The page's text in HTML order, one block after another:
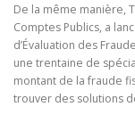
De la même manière,
Comptes Publics, a
d’Évaluation des
une trentaine de
montant de la fraude
trouver des solutions